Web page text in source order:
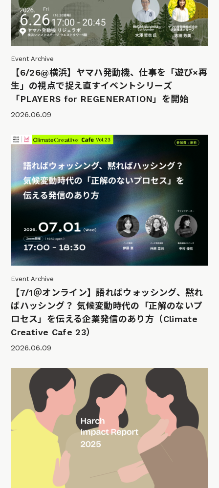
Event Archive
【6/26@横浜】ヤマハ発動機、仕事を「遊び×再
生」の視点で捉え直すイベントシリーズ
「PLAYERS for REGENERATION」を開始
2026.06.09
Event Archive
【7/1＠オンライン】語ればウォッシング、黙れ
ばハッシング？ 気候変動時代の「正解のないプ
ロセス」を伝える企業発信のあり方（Climate
Creative Cafe 23）
2026.06.09